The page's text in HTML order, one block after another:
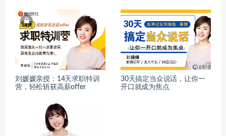
刘媛媛亲授：14天求职特训
营，轻松斩获高薪offer
30天搞定当众说话，让你一
开口就成为焦点